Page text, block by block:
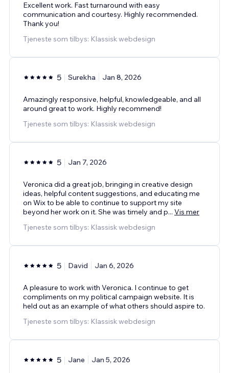
Excellent work. Fast turnaround with easy
communication and courtesy. Highly recommended.
Thank you!
Tjeneste som tilbys: Klassisk webdesign
5 Surekha Jan 8, 2026
Amazingly responsive, helpful, knowledgeable, and all
around great to work. Highly recommend!
Tjeneste som tilbys: Klassisk webdesign
5 Jan 7, 2026
Veronica did a great job, bringing in creative design
ideas, helpful content suggestions, and educating me
on Wix to be able to continue to support my site
beyond her work on it. She was timely and p... Vis mer
Tjeneste som tilbys: Klassisk webdesign
5 David Jan 6, 2026
A pleasure to work with Veronica. I continue to get
compliments on my political campaign website. It is
held out as an example of what others should aspire to.
Tjeneste som tilbys: Klassisk webdesign
5 Jane Jan 5, 2026